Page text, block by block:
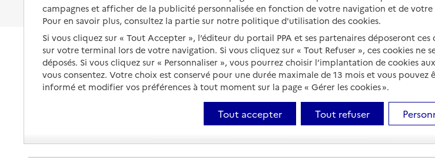
Les politiques du grand âge
Portail
et de
et
leurs
campagnes et afficher de la publicité personnalisée en fonction de votre navigation et de
Pour en savoir plus, consultez la partie sur notre politique d'utilisation des cookies.
Si vous cliquez sur « Tout Accepter », l’éditeur du portail PPA et ses partenaires déposeront ces
sur votre terminal lors de votre navigation. Si vous cliquez sur « Tout Refuser », ces cookies ne
déposés. Si vous cliquez sur « Personnaliser », vous pourrez choisir l’implantation de cookies
vous consentez. Votre choix est conservé pour une durée maximale de 13 mois et vous pouvez
informé et modifier vos préférences à tout moment sur la page « Gérer les cookies ».
Tout accepter Tout refuser